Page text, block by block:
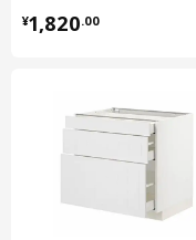
用干净布块擦干
主要件:
刨花板
正面/ 背面:
¥1,820.00
¥ 1820.00